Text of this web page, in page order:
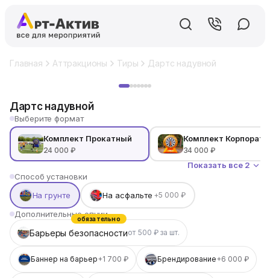
Главная Аттракционы Тиры Дартс надувной
Дартс надувной
Выберите формат
Комплект Прокатный
24 000 ₽
Комплект
34 000 ₽
Показать все 2
Способ установки
На грунте
На асфальте +5 000 ₽
Дополнительные опции
Барьеры безопасностиот 500 ₽ за шт.
обязательно
Баннер на барьер+1 700 ₽ Брендирование+6 000 ₽